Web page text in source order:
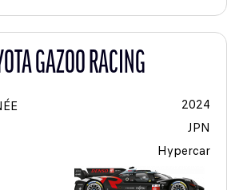
GAZOO RACING
2024
JPN
Hypercar